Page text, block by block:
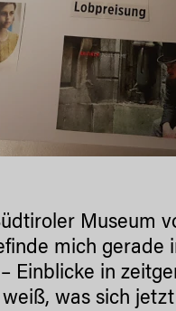
Museum
mich
Einblicke in
weiß, was sich